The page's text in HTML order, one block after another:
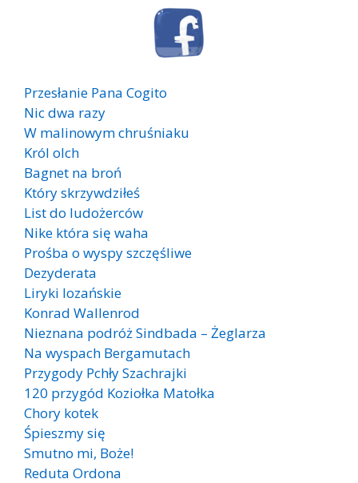
Przesłanie Pana Cogito
Nic dwa razy
W malinowym chruśniaku
Król olch
Bagnet na broń
Który skrzywdziłeś
List do ludożerców
Nike która się waha
Prośba o wyspy szczęśliwe
Dezyderata
Liryki lozańskie
Konrad Wallenrod
Nieznana podróż Sindbada – Żeglarza
Na wyspach Bergamutach
Przygody Pchły Szachrajki
120 przygód Koziołka Matołka
Chory kotek
Śpieszmy się
Smutno mi, Boże!
Reduta Ordona